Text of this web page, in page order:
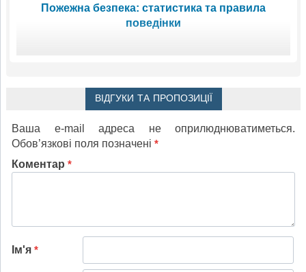
Пожежна безпека: статистика та правила
поведінки
ВІДГУКИ ТА ПРОПОЗИЦІЇ
Ваша e-mail адреса не оприлюднюватиметься.
Обов’язкові поля позначені *
Коментар *
Ім'я *